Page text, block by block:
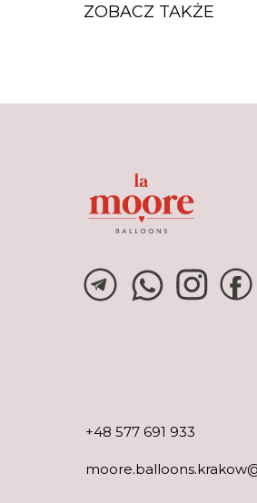
ZOBACZ TAKŻE
+48 577 691 933